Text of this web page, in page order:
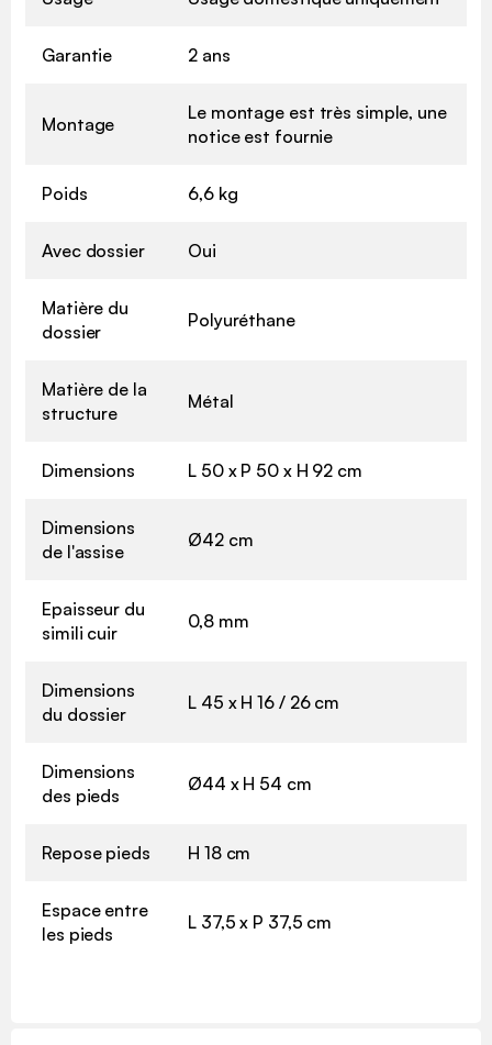
Garantie 2 ans
Montage
Le montage est très simple, une
notice est fournie
Poids 6,6 kg
Avec dossier Oui
Matière du
dossier
Polyuréthane
Matière de la
structure
Métal
Dimensions L 50 x P 50 x H 92 cm
Dimensions
de l'assise
Ø42 cm
Epaisseur du
simili cuir
0,8 mm
Dimensions
du dossier
L 45 x H 16 / 26 cm
Dimensions
des pieds
Ø44 x H 54 cm
Repose pieds H 18 cm
Espace entre
les pieds
L 37,5 x P 37,5 cm